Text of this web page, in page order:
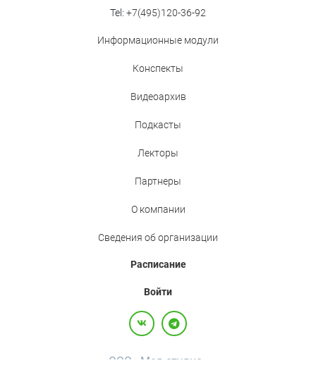
Tel: +7(495)120-36-92
Информационные модули
Конспекты
Видеоархив
Подкасты
Лекторы
Партнеры
О компании
Сведения об организации
Расписание
Войти
ООО «Мед.студио»